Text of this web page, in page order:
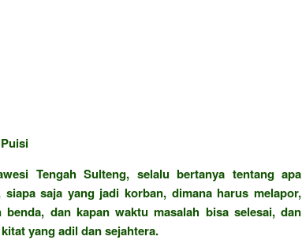
Tengah Sulteng, selalu bertanya tentang apa
saja yang jadi korban, dimana harus melapor,
dan kapan waktu masalah bisa selesai, dan
yang adil dan sejahtera.